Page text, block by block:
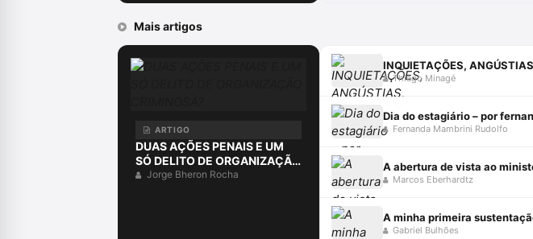
Mais artigos
ARTIGO
DUAS AÇÕES PENAIS E UM
SÓ DELITO DE ORGANIZAÇÃO
CRIMINOSA?
Jorge Bheron Rocha
Thiago Minagé
Dia do estagiário – por
Fernanda Mambrini Rudolfo
A abertura de vista ao
Marcos Eberhardtz
A minha primeira
Gabriel Bulhões